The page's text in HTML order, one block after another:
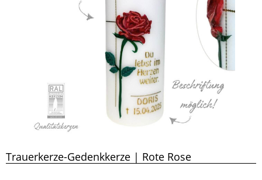
Trauerkerze-Gedenkkerze | Rote Rose